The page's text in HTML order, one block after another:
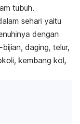
tubuh.
sehari yaitu
dengan
daging, telur,
kembang kol,